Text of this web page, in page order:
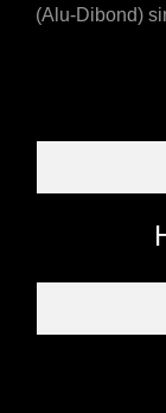
(Alu-Dibond)